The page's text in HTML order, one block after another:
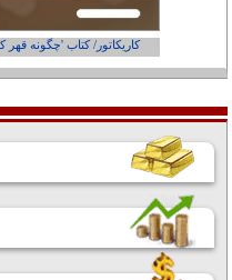
کاریکاتور/ کتاب 'چگونه